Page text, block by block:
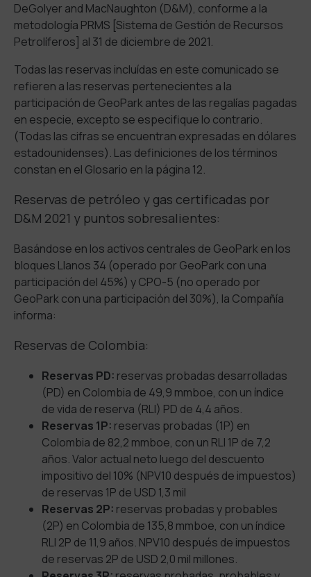
DeGolyer and MacNaughton (D&M), conforme a la
metodología PRMS [Sistema de Gestión de Recursos
Petrolíferos] al 31 de diciembre de 2021.
Todas las reservas incluídas en este comunicado se
refieren a las reservas pertenecientes a la
participación de GeoPark antes de las regalías pagadas
en especie, excepto se especifique lo contrario.
(Todas las cifras se encuentran expresadas en dólares
estadounidenses). Las definiciones de los términos
constan en el Glosario en la página 12.
Reservas de petróleo y gas certificadas por
D&M 2021 y puntos sobresalientes:
Basándose en los activos centrales de GeoPark en los
bloques Llanos 34 (operado por GeoPark con una
participación del 45%) y CPO-5 (no operado por
GeoPark con una participación del 30%), la Compañía
informa:
Reservas de Colombia:
Reservas PD: reservas probadas desarrolladas
(PD) en Colombia de 49,9 mmboe, con un índice
de vida de reserva (RLI) PD de 4,4 años.
Reservas 1P: reservas probadas (1P) en
Colombia de 82,2 mmboe, con un RLI 1P de 7,2
años. Valor actual neto luego del descuento
impositivo del 10% (NPV10 después de impuestos)
de reservas 1P de USD 1,3 mil
Reservas 2P: reservas probadas y probables
(2P) en Colombia de 135,8 mmboe, con un índice
RLI 2P de 11,9 años. NPV10 después de impuestos
de reservas 2P de USD 2,0 mil millones.